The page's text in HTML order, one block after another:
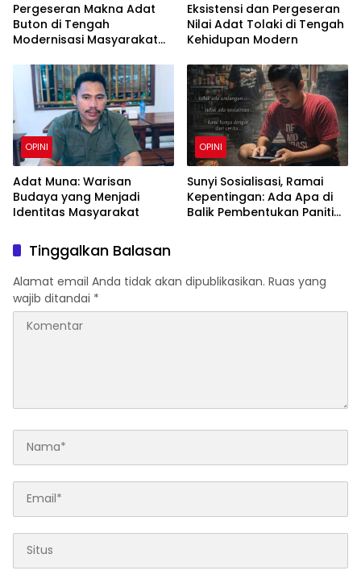
Pergeseran Makna Adat
Buton di Tengah
Modernisasi Masyarakat
Eksistensi dan Pergeseran
Nilai Adat Tolaki di Tengah
Kehidupan Modern
OPINI
Adat Muna: Warisan
Budaya yang Menjadi
Identitas Masyarakat
OPINI
Sunyi Sosialisasi, Ramai
Kepentingan: Ada Apa di
Balik Pembentukan Panitia
Tinggalkan Balasan
Alamat email Anda tidak akan dipublikasikan. Ruas yang
wajib ditandai *